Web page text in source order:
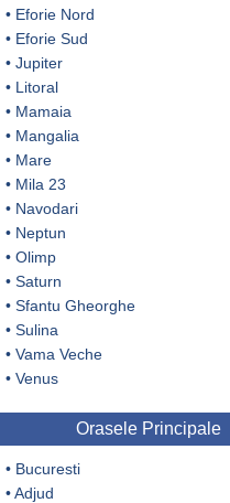
• Eforie Nord
• Eforie Sud
• Jupiter
• Litoral
• Mamaia
• Mangalia
• Mare
• Mila 23
• Navodari
• Neptun
• Olimp
• Saturn
• Sfantu Gheorghe
• Sulina
• Vama Veche
• Venus
Orasele Principale
• Bucuresti
•Adjud